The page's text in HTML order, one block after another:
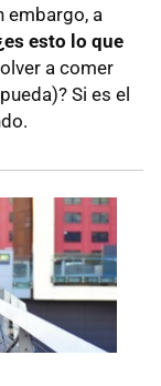
embargo, a
esto lo que
a comer
Si es el